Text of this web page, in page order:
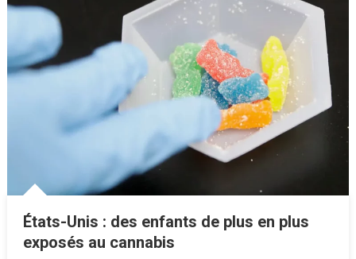
États-Unis : des enfants de plus en plus
exposés au cannabis